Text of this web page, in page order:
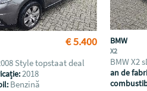
€ 5.400
Style topstaat deal
2018
Benzină
BMW
X2
BMW X2
an de